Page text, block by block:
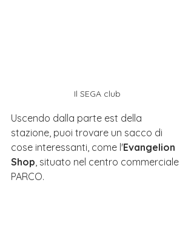
Il SEGA club
Uscendo dalla parte est della
stazione, puoi trovare un sacco di
cose interessanti, come l'Evangelion
Shop, situato nel centro commerciale
PARCO.